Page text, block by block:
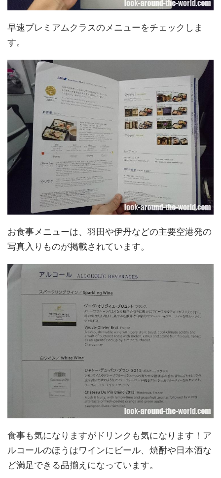
早速プレミアムクラスのメニューをチェックしま
す。
お食事メニューは、羽田や伊丹などの主要空港発の
写真入りものが掲載されています。
食事も気になりますがドリンクも気になります！ア
ルコールのほうはワインにビール、焼酎や日本酒な
ど満足できる品揃えになっています。